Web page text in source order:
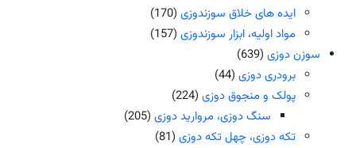
ایده های خلاق سوزندوزی (170)
مواد اولیه، ابزار سوزندوزی (157)
سوزن دوزی (639)
برودری دوزی (44)
پولک و منجوق دوزی (224)
سنگ دوزی، مروارید دوزی(205)
تکه دوزی، چهل تکه دوزی (81)